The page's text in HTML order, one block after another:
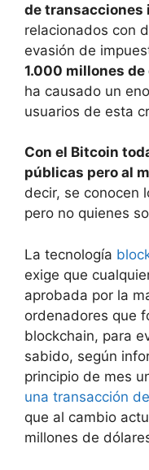
de transacciones
relacionados con
evasión de
1.000 millones
ha causado un
usuarios de esta
Con el Bitcoin
públicas pero al
decir, se conocen
pero no quienes
La tecnología
exige que
aprobada por la
ordenadores que
blockchain, para
sabido, según
principio de mes
una transacción
que al cambio
millones de